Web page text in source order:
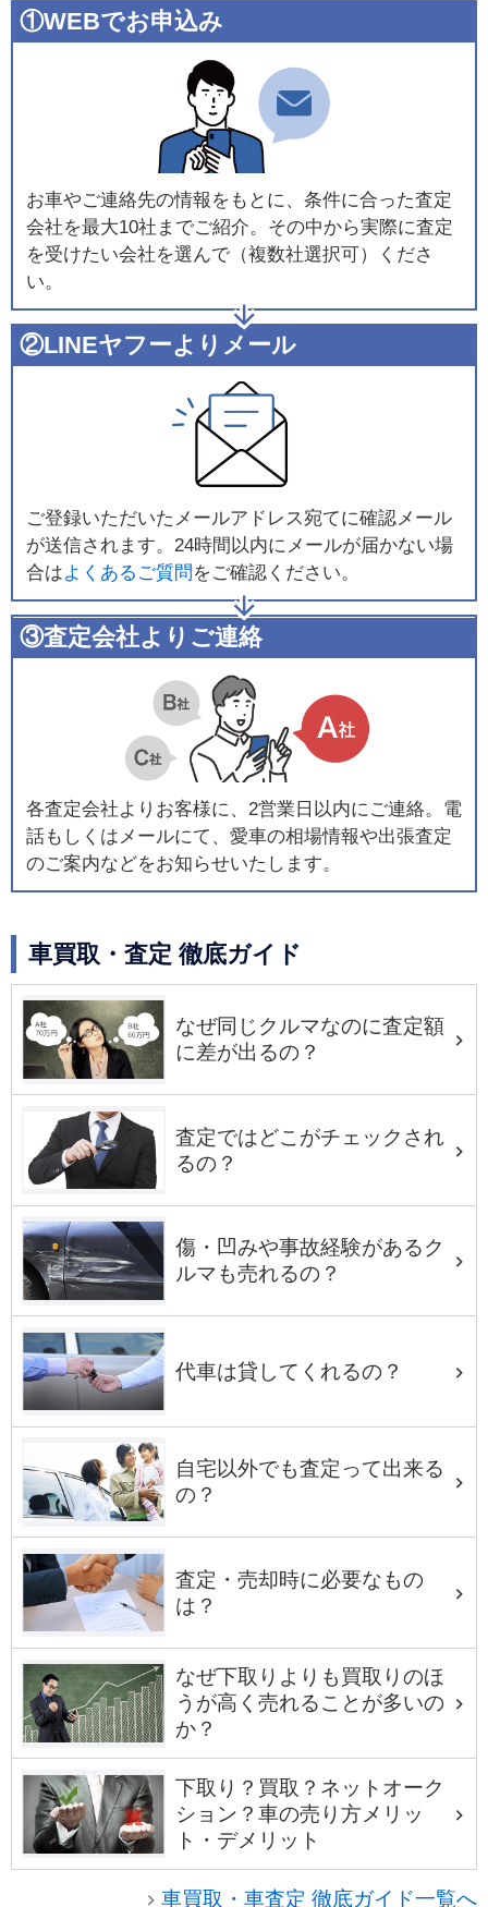
①WEBでお申込み
お車やご連絡先の情報をもとに、条件に合った査定
会社を最大10社までご紹介。その中から実際に査定
を受けたい会社を選んで（複数社選択可）くださ
い。
②LINEヤフーよりメール
ご登録いただいたメールアドレス宛てに確認メール
が送信されます。24時間以内にメールが届かない場
合はよくあるご質問 をご確認ください。
③査定会社よりご連絡
各査定会社よりお客様に、2営業日以内にご連絡。電
話もしくはメールにて、愛車の相場情報や出張査定
のご案内などをお知らせいたします。
車買取・査定 徹底ガイド
なぜ同じクルマなのに査定額
に差が出るの？
査定ではどこがチェックされ
るの？
傷・凹みや事故経験があるク
ルマも売れるの？
代車は貸してくれるの？
自宅以外でも査定って出来る
の？
査定・売却時に必要なもの
は？
なぜ下取りよりも買取りのほ
うが高く売れることが多いの
か？
下取り？買取？ネットオーク
ション？車の売り方メリッ
ト・デメリット
車買取・車査定 徹底ガイド一覧へ